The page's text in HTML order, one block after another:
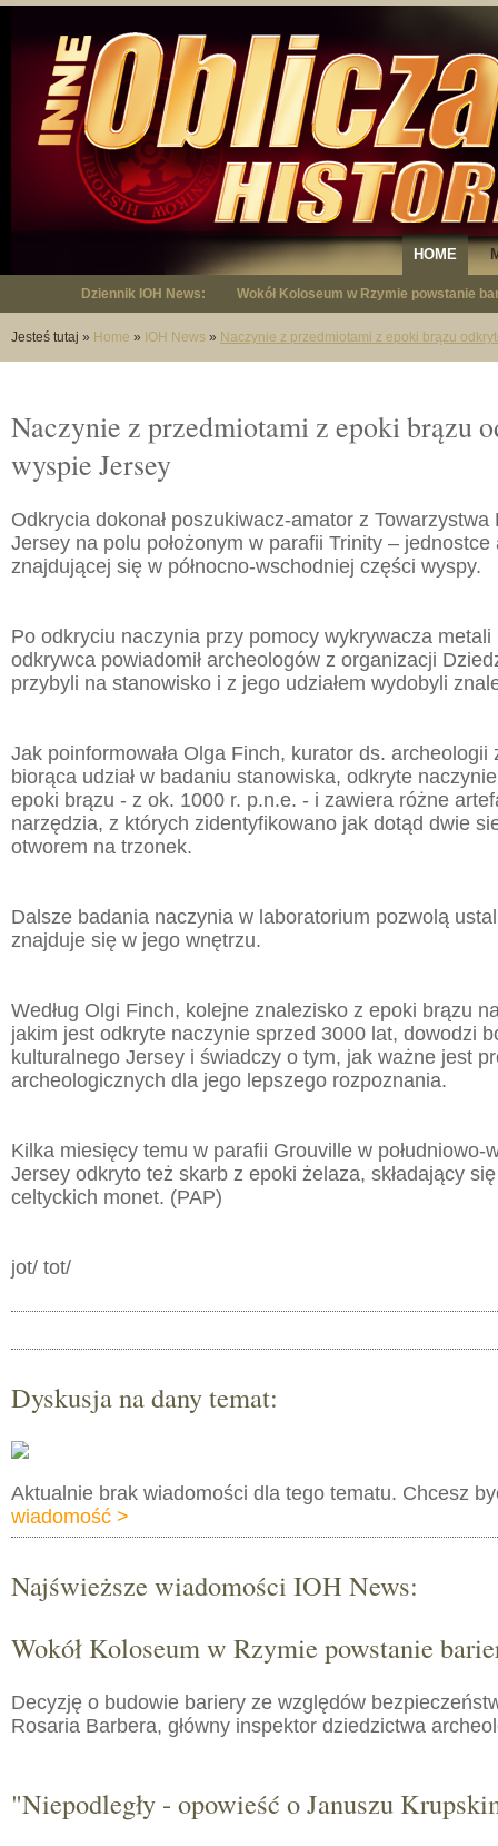
HOME
Dziennik IOH News: Wokół Koloseum w Rzymie powstanie
"Niepodległy - opowieść o Januszu
Jesteś tutaj » Home » IOH News » Naczynie z przedmiotami z epoki brązu
Naczynie z przedmiotami z epoki brązu
wyspie Jersey
Odkrycia dokonał poszukiwacz-amator z
Jersey na polu położonym w parafii Trinity –
znajdującej się w północno-wschodniej części wyspy.
Po odkryciu naczynia przy pomocy wykrywacza metali
odkrywca powiadomił archeologów z organizacji
przybyli na stanowisko i z jego udziałem wydobyli
Jak poinformowała Olga Finch, kurator ds. archeologii
biorąca udział w badaniu stanowiska, odkryte
epoki brązu - z ok. 1000 r. p.n.e. - i zawiera różne
narzędzia, z których zidentyfikowano jak dotąd dwie
otworem na trzonek.
Dalsze badania naczynia w laboratorium pozwolą
znajduje się w jego wnętrzu.
Według Olgi Finch, kolejne znalezisko z epoki brązu
jakim jest odkryte naczynie sprzed 3000 lat, dowodzi
kulturalnego Jersey i świadczy o tym, jak ważne jest
archeologicznych dla jego lepszego rozpoznania.
Kilka miesięcy temu w parafii Grouville w południowo-
Jersey odkryto też skarb z epoki żelaza, składający
celtyckich monet. (PAP)
jot/ tot/
Dyskusja na dany temat:
Aktualnie brak wiadomości dla tego tematu. Chcesz
wiadomość >
Najświeższe wiadomości IOH News:
Wokół Koloseum w Rzymie powstanie
Decyzję o budowie bariery ze względów
Rosaria Barbera, główny inspektor dziedzictwa
"Niepodległy - opowieść o Januszu